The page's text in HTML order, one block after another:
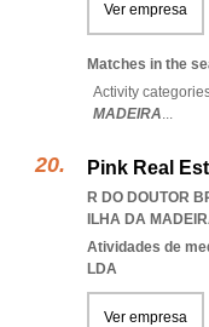
Ver empresa
Matches in the
Activity
MADEIRA...
Pink Real
R DO DOUTOR
ILHA DA
Atividades de
LDA
Ver empresa